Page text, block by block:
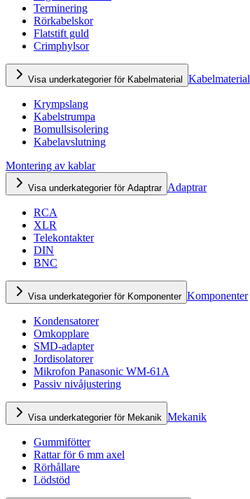
Terminering
Rörkabelskor
Flatstift guld
Crimphylsor
Visa underkategorier för Kabelmaterial Kabelmaterial
Krympslang
Kabelstrumpa
Bomullsisolering
Kabelavslutning
Montering av kablar
Visa underkategorier för Adaptrar Adaptrar
RCA
XLR
Telekontakter
DIN
BNC
Visa underkategorier för Komponenter Komponenter
Kondensatorer
Omkopplare
SMD-adapter
Jordisolatorer
Mikrofon Panasonic WM-61A
Passiv nivåjustering
Visa underkategorier för Mekanik Mekanik
Gummifötter
Rattar för 6 mm axel
Rörhållare
Lödstöd